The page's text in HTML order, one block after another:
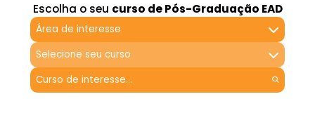
Escolha o seu curso de Pós-Graduação EAD
Área de interesse
Selecione seu curso